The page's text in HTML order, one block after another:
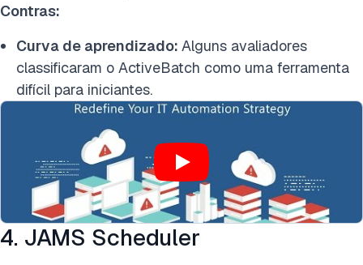
Contras:
Curva de aprendizado: Alguns avaliadores
classificaram o ActiveBatch como uma ferramenta
difícil para iniciantes.
4. JAMS Scheduler